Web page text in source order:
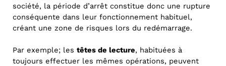
société, la période d’arrêt constitue donc une rupture
conséquente dans leur fonctionnement habituel,
créant une zone de risques lors du redémarrage.
Par exemple; les têtes de lecture, habituées à
toujours effectuer les mêmes opérations, peuvent